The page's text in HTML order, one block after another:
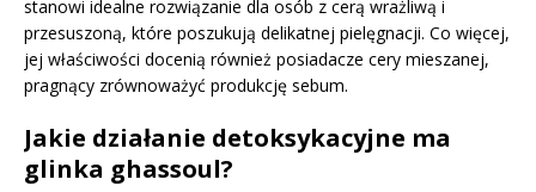
stanowi idealne rozwiązanie dla osób z cerą wrażliwą i
przesuszoną, które poszukują delikatnej pielęgnacji. Co więcej,
jej właściwości docenią również posiadacze cery mieszanej,
pragnący zrównoważyć produkcję sebum.
Jakie działanie detoksykacyjne ma
glinka ghassoul?